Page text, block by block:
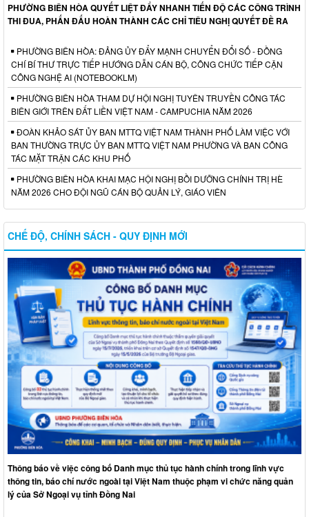
PHƯỜNG BIÊN HÒA QUYẾT LIỆT ĐẨY NHANH TIẾN ĐỘ CÁC CÔNG TRÌNH
THI ĐUA, PHẤN ĐẤU HOÀN THÀNH CÁC CHỈ TIÊU NGHỊ QUYẾT ĐỀ RA
PHƯỜNG BIÊN HÒA: ĐẢNG ỦY ĐẨY MẠNH CHUYỂN ĐỔI SỐ - ĐỒNG
CHÍ BÍ THƯ TRỰC TIẾP HƯỚNG DẪN CÁN BỘ, CÔNG CHỨC TIẾP CẬN
CÔNG NGHỆ AI (NOTEBOOKLM)
PHƯỜNG BIÊN HÒA THAM DỰ HỘI NGHỊ TUYÊN TRUYỀN CÔNG TÁC
BIÊN GIỚI TRÊN ĐẤT LIỀN VIỆT NAM - CAMPUCHIA NĂM 2026
ĐOÀN KHẢO SÁT ỦY BAN MTTQ VIỆT NAM THÀNH PHỐ LÀM VIỆC VỚI
BAN THƯỜNG TRỰC ỦY BAN MTTQ VIỆT NAM PHƯỜNG VÀ BAN CÔNG
TÁC MẶT TRẬN CÁC KHU PHỐ
PHƯỜNG BIÊN HÒA KHAI MẠC HỘI NGHỊ BỒI DƯỠNG CHÍNH TRỊ HÈ
NĂM 2026 CHO ĐỘI NGŨ CÁN BỘ QUẢN LÝ, GIÁO VIÊN
CHẾ ĐỘ, CHÍNH SÁCH - QUY ĐỊNH MỚI
Thông báo về việc công bố Danh mục thủ tục hành chính trong lĩnh vực
thông tin, báo chí nước ngoài tại Việt Nam thuộc phạm vi chức năng quản
lý của Sở Ngoại vụ tỉnh Đồng Nai